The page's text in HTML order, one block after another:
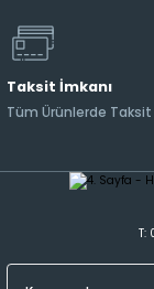
Taksit İmkanı
Tüm Ürünlerde Taksit
T: